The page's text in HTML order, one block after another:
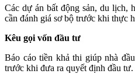
Các dự án bất động sản, du lịch,
cần đánh giá sơ bộ trước khi thực
Kêu gọi vốn đầu tư
Báo cáo tiền khả thi giúp nhà
trước khi đưa ra quyết định đầu tư.